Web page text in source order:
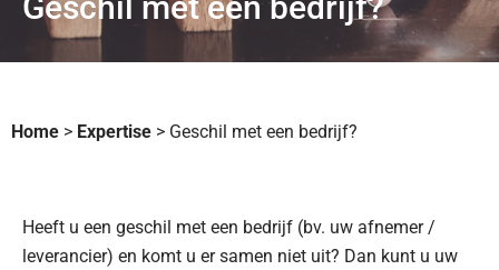
Home > Expertise > Geschil met een bedrijf?
Heeft u een geschil met een bedrijf (bv. uw afnemer /
leverancier) en komt u er samen niet uit? Dan kunt u uw